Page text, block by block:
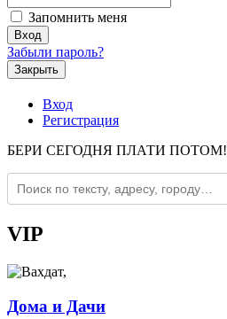
Запомнить меня
Забыли пароль?
Закрыть
Вход
Регистрация
БЕРИ СЕГОДНЯ ПЛАТИ ПОТОМ!
VIP
Дома и Дачи